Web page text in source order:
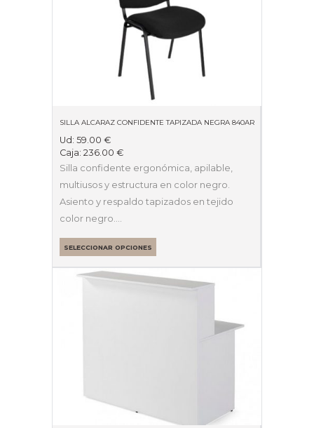
SILLA ALCARAZ CONFIDENTE TAPIZADA NEGRA 840AR
Ud: 59.00 €
Caja: 236.00 €
Silla confidente ergonómica, apilable,
multiusos y estructura en color negro.
Asiento y respaldo tapizados en tejido
color negro.…
SELECCIONAR OPCIONES